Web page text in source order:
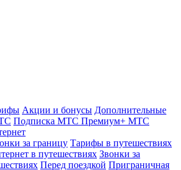
Акции и бонусы Дополнительные
Подписка МТС Премиум+ МТС
за границу Тарифы в путешествиях
в путешествиях Звонки за
Перед поездкой Приграничная